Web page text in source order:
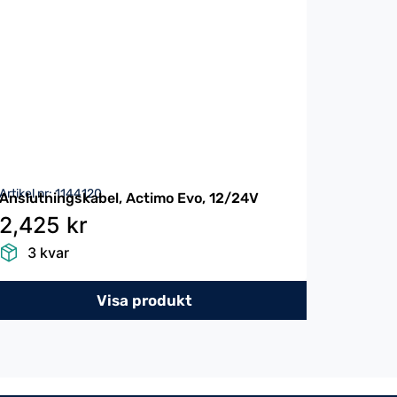
Artikel nr: 1144120
Anslutningskabel, Actimo Evo, 12/24V
2,425 kr
3 kvar
Visa produkt